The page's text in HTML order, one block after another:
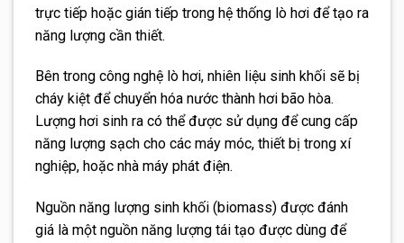
trực tiếp hoặc gián tiếp trong hệ thống lò hơi để tạo ra
năng lượng cần thiết.
Bên trong công nghệ lò hơi, nhiên liệu sinh khối sẽ bị
cháy kiệt để chuyển hóa nước thành hơi bão hòa.
Lượng hơi sinh ra có thể được sử dụng để cung cấp
năng lượng sạch cho các máy móc, thiết bị trong xí
nghiệp, hoặc nhà máy phát điện.
Nguồn năng lượng sinh khối (biomass) được đánh
giá là một nguồn năng lượng tái tạo được dùng để